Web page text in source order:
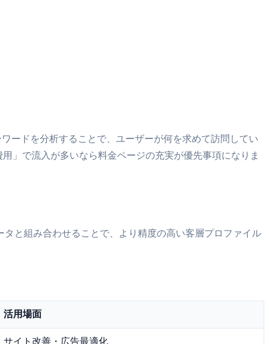
ードを分析することで、ユーザーが何を求めて訪問してい
」で流入が多いなら料金ページの充実が優先事項になりま
と組み合わせることで、より精度の高い客層プロファイル
活用場面
サイト改善・広告最適化